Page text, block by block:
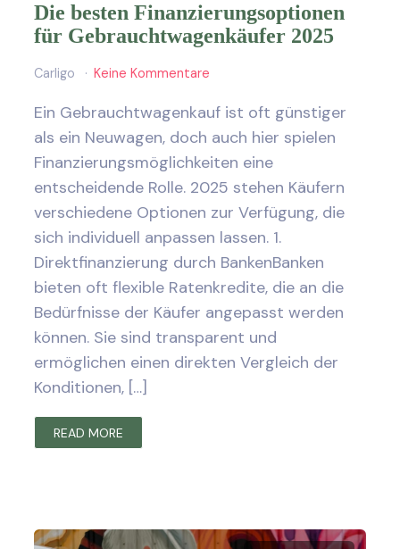
Die besten Finanzierungsoptionen
für Gebrauchtwagenkäufer 2025
Carligo Keine Kommentare
Ein Gebrauchtwagenkauf ist oft günstiger
als ein Neuwagen, doch auch hier spielen
Finanzierungsmöglichkeiten eine
entscheidende Rolle. 2025 stehen Käufern
verschiedene Optionen zur Verfügung, die
sich individuell anpassen lassen. 1.
Direktfinanzierung durch BankenBanken
bieten oft flexible Ratenkredite, die an die
Bedürfnisse der Käufer angepasst werden
können. Sie sind transparent und
ermöglichen einen direkten Vergleich der
Konditionen, […]
READ MORE